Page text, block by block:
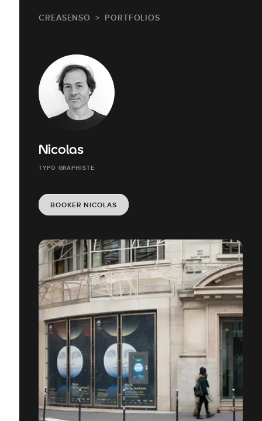
CREASENSO PORTFOLIOS
Nicolas
TYPO GRAPHISTE
BOOKER NICOLAS